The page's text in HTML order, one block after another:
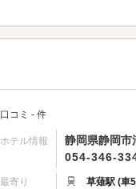
口コミ - 件
ホテル情報
静岡県静岡市
054-346-
最寄り
草薙駅 (車